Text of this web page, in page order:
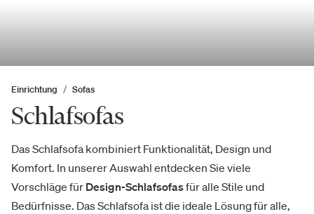
Einrichtung Sofas
Schlafsofas
Das Schlafsofa kombiniert Funktionalität, Design und
Komfort. In unserer Auswahl entdecken Sie viele
Vorschläge für Design-Schlafsofasfür alle Stile und
Bedürfnisse. Das Schlafsofa ist die ideale Lösung für alle,